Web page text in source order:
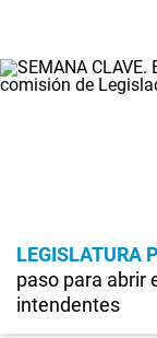
LEGISLATURA
paso para abrir
intendentes